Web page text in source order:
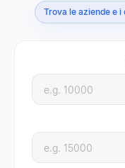
Trova le aziende e